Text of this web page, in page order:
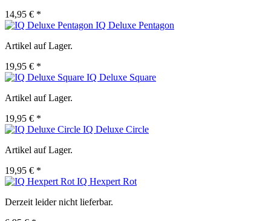
14,95 € *
IQ Deluxe Pentagon
Artikel auf Lager.
19,95 € *
IQ Deluxe Square
Artikel auf Lager.
19,95 € *
IQ Deluxe Circle
Artikel auf Lager.
19,95 € *
IQ Hexpert Rot
Derzeit leider nicht lieferbar.